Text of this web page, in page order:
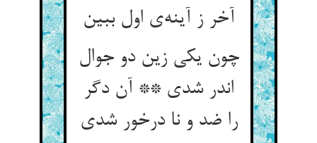
آخر ز آینه‌ی اول ببین
چون یکی زین دو جوال
اندر شدی ** آن دگر
را ضد و نا درخور شدی